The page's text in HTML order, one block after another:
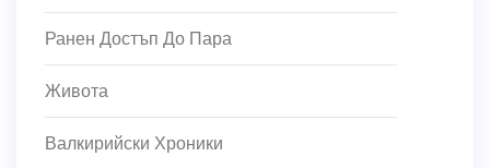
Ранен Достъп До Пара
Живота
Валкирийски Хроники